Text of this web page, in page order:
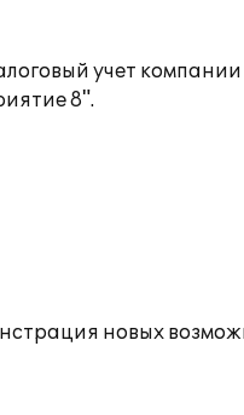
учет
8".
новых